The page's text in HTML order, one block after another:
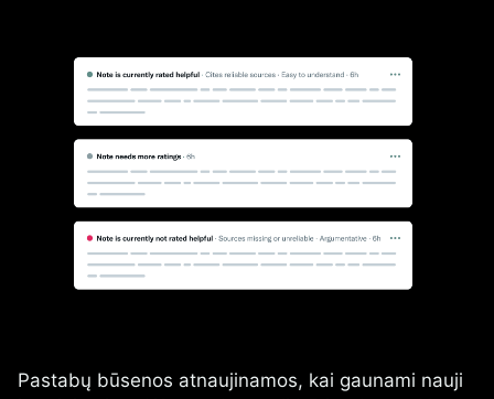
Pastabų būsenos atnaujinamos, kai gaunami nauji